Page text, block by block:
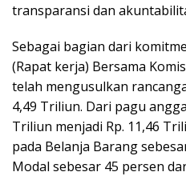
transparansi dan
Sebagai bagian dari
(Rapat kerja) Bersama
telah mengusulkan
4,49 Triliun. Dari pagu
Triliun menjadi Rp. 11,46
pada Belanja Barang
Modal sebesar 45 persen